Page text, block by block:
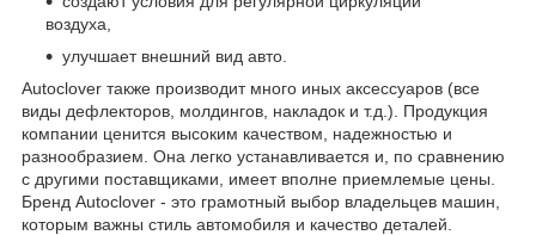
воздуха,
улучшает внешний вид авто.
Autoclover также производит много иных аксессуаров (все
виды дефлекторов, молдингов, накладок и т.д.). Продукция
компании ценится высоким качеством, надежностью и
разнообразием. Она легко устанавливается и, по сравнению
с другими поставщиками, имеет вполне приемлемые цены.
Бренд Autoclover - это грамотный выбор владельцев машин,
которым важны стиль автомобиля и качество деталей.